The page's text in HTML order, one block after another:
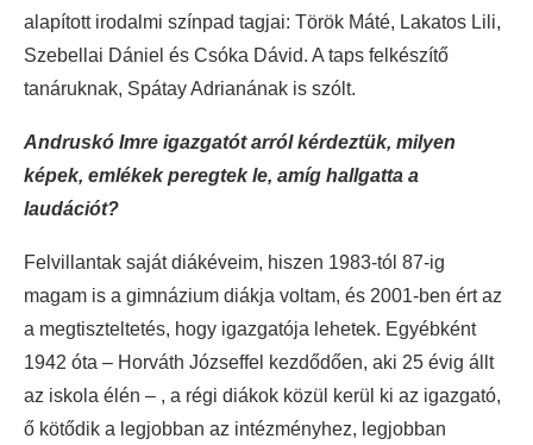
alapított irodalmi színpad tagjai: Török Máté, Lakatos Lili,
Szebellai Dániel és Csóka Dávid. A taps felkészítő
tanáruknak, Spátay Adrianának is szólt.
Andruskó Imre igazgatót arról kérdeztük, milyen
képek, emlékek peregtek le, amíg hallgatta a
laudációt?
Felvillantak saját diákéveim, hiszen 1983-tól 87-ig
magam is a gimnázium diákja voltam, és 2001-ben ért az
a megtiszteltetés, hogy igazgatója lehetek. Egyébként
1942 óta – Horváth Józseffel kezdődően, aki 25 évig állt
az iskola élén – , a régi diákok közül kerül ki az igazgató,
ő kötődik a legjobban az intézményhez, legjobban